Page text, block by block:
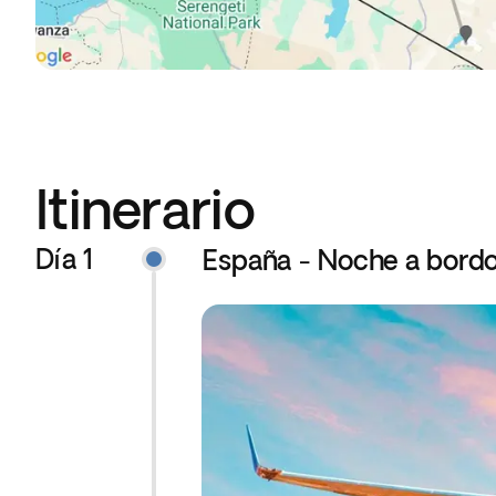
Itinerario
Día 1 España - Noche a